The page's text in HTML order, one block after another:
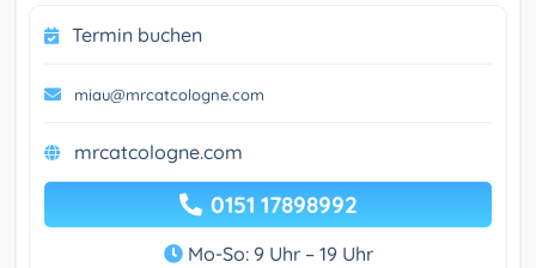
Termin buchen
miau@mrcatcologne.com
mrcatcologne.com
0151 17898992
Mo-So: 9 Uhr – 19 Uhr